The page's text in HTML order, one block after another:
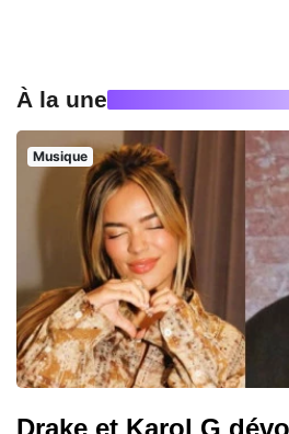
À la une
Musique
Drake et Karol G